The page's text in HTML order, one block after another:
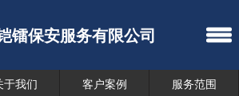
镭保安服务有限公司
于我们 客户案例
服务范围